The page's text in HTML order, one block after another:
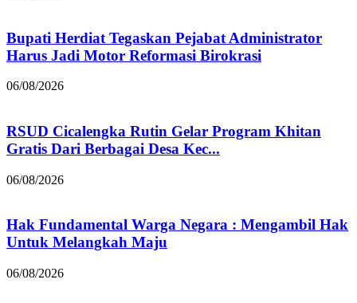
Bupati Herdiat Tegaskan Pejabat Administrator
Harus Jadi Motor Reformasi Birokrasi
06/08/2026
RSUD Cicalengka Rutin Gelar Program Khitan
Gratis Dari Berbagai Desa Kec...
06/08/2026
Hak Fundamental Warga Negara : Mengambil Hak
Untuk Melangkah Maju
06/08/2026